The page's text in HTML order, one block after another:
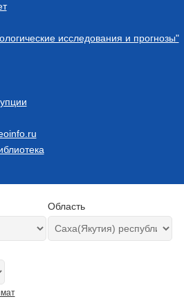
исследования и прогнозы"
Область